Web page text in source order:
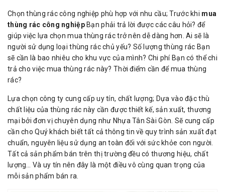
Chọn thùng rác công nghiệp phù hợp với nhu cầu; Trước khi mua
thùng rác công nghiệpBạn phải trả lời được các câu hỏi? để
giúp việc lựa chọn mua thùng rác trở nên dễ dàng hơn. Ai sẽ là
người sử dụng loại thùng rác chủ yếu? Số lượng thùng rác Bạn
sẽ cần là bao nhiêu cho khu vực của mình? Chi phí Bạn có thể chi
trả cho việc mua thùng rác này? Thời điểm cần để mua thùng
rác?
Lựa chọn công ty cung cấp uy tín, chất lượng; Dựa vào đặc thù
chất liệu của thùng rác này cần được thiết kế, sản xuất, thương
mại bởi đơn vị chuyên dụng như Nhựa Tân Sài Gòn. Sẽ cung cấp
cần cho Quý khách biết tất cả thông tin về quy trình sản xuất đạt
chuẩn, nguyên liệu sử dụng an toàn đối với sức khỏe con người.
Tất cả sản phẩm bán trên thị trường đều có thương hiệu, chất
lượng… Và uy tín nên đây là một điều vô cùng quan trọng của
mỗi sản phẩm bán ra.